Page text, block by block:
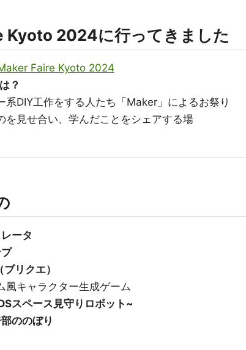
Kyoto 2024に行ってきました
Faire Kyoto 2024
？
系DIY工作をする人たち「Maker」によるお祭り
を見せ合い、学んだことをシェアする場
ータ
リクエ）
風キャラクター生成ゲーム
スペース見守りロボット~
ののぼり